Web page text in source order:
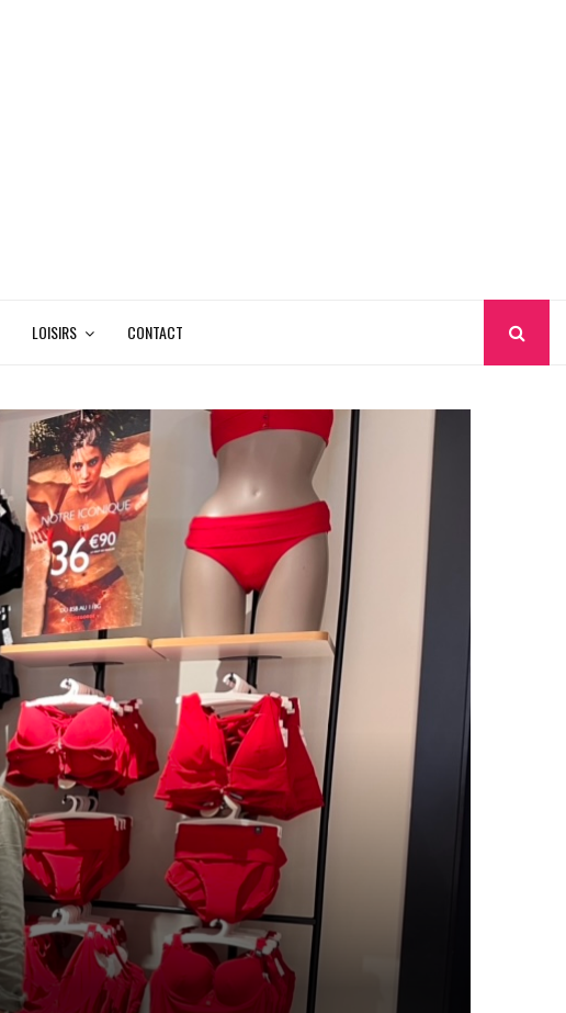
LOISIRS CONTACT